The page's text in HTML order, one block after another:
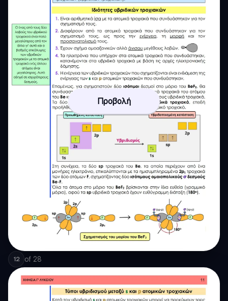
Προβολή
12 of 28